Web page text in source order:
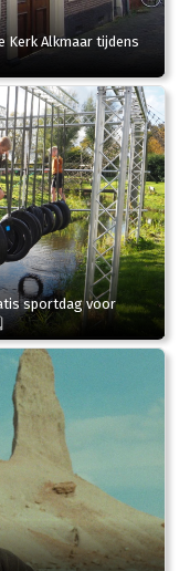
Kerk Alkmaar tijdens
sportdag voor